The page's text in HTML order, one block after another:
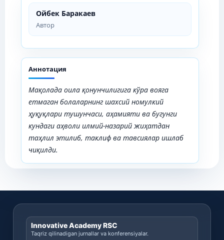
Ойбек Баракаев
Автор
Аннотация
Мақолада оила қонунчилигига кўра вояга
етмаган болаларнинг шахсий номулкий
ҳуқуқлари тушунчаси, аҳамияти ва бугунги
кундаги аҳволи илмий-назарий жиҳатдан
таҳлил этилиб, таклиф ва тавсиялар ишлаб
чиқилди.
Innovative Academy RSC
Taqriz qilinadigan jurnallar va konferensiyalar.